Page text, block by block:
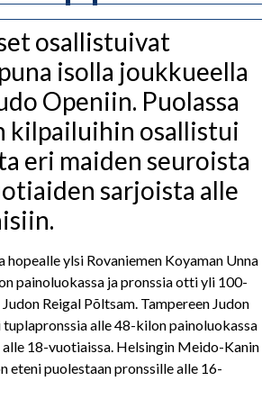
osallistuivat
isolla joukkueella
Openiin. Puolassa
kilpailuihin osallistui
eri maiden seuroista
sarjoista alle
hopealle ylsi Rovaniemen Koyaman Unna
painoluokassa ja pronssia otti yli 100-
Reigal Põltsam. Tampereen Judon
alle 48-kilon painoluokassa
18-vuotiaissa. Helsingin Meido-Kanin
eteni puolestaan pronssille alle 16-